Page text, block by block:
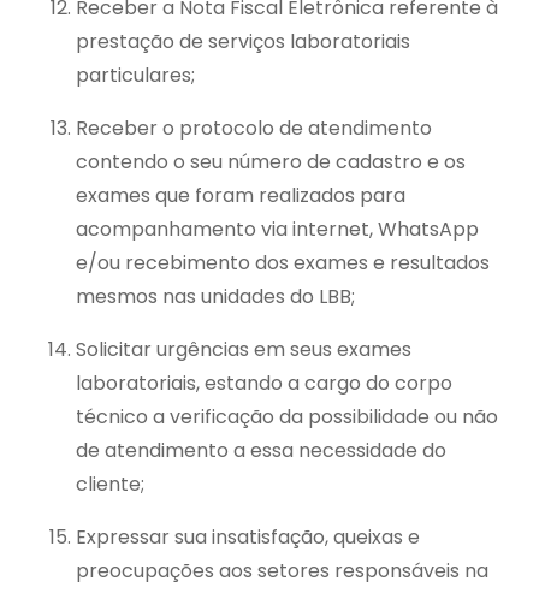
Receber a Nota Fiscal Eletrônica referente à
prestação de serviços laboratoriais
particulares;
Receber o protocolo de atendimento
contendo o seu número de cadastro e os
exames que foram realizados para
acompanhamento via internet, WhatsApp
e/ou recebimento dos exames e resultados
mesmos nas unidades do LBB;
Solicitar urgências em seus exames
laboratoriais, estando a cargo do corpo
técnico a verificação da possibilidade ou não
de atendimento a essa necessidade do
cliente;
Expressar sua insatisfação, queixas e
preocupações aos setores responsáveis na